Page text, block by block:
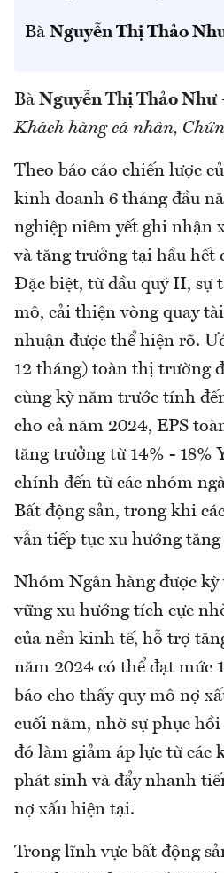
Bà Nguyễn Thị Thảo
Bà Nguyễn Thị Thảo Như
Khách hàng cá nhân,
Theo báo cáo chiến lược
kinh doanh 6 tháng đầu
nghiệp niêm yết ghi nhận
và tăng trưởng tại hầu hết
Đặc biệt, từ đầu quý II, sự
mô, cải thiện vòng quay
nhuận được thể hiện rõ.
12 tháng) toàn thị trường
cùng kỳ năm trước tính
cho cả năm 2024, EPS
tăng trưởng từ 14% - 18%
chính đến từ các nhóm
Bất động sản, trong khi
vẫn tiếp tục xu hướng
Nhóm Ngân hàng được
vững xu hướng tích cực
của nền kinh tế, hỗ trợ
năm 2024 có thể đạt mức
báo cho thấy quy mô nợ
cuối năm, nhờ sự phục
đó làm giảm áp lực từ các
phát sinh và đẩy nhanh
nợ xấu hiện tại.
Trong lĩnh vực bất động